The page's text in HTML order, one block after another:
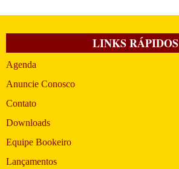
LINKS RÁPIDOS
Agenda
Anuncie Conosco
Contato
Downloads
Equipe Bookeiro
Lançamentos